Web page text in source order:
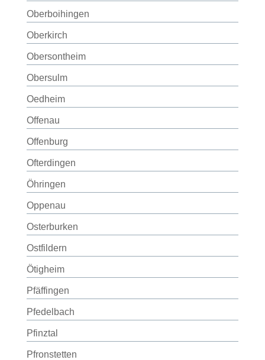
Oberboihingen
Oberkirch
Obersontheim
Obersulm
Oedheim
Offenau
Offenburg
Ofterdingen
Öhringen
Oppenau
Osterburken
Ostfildern
Ötigheim
Pfäffingen
Pfedelbach
Pfinztal
Pfronstetten